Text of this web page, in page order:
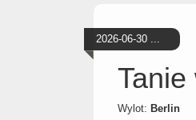
2026-06-30 ...
Tanie
Wylot: Berlin